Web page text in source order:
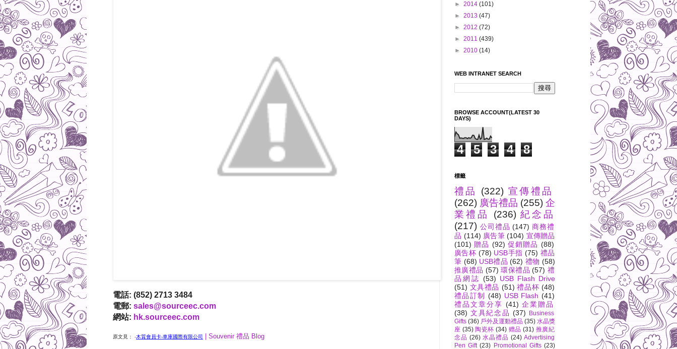
電話: (852) 2713 3484
電郵: sales@sourceec.com
網站: hk.sourceec.com
原文見： -木質會員卡-車庫國際有限公司 | Souvenir 禮品 Blog
► 2014 (101)
► 2013 (47)
► 2012 (72)
► 2011 (439)
► 2010 (14)
WEB INTRANET SEARCH
BROWSE ACCOUNT(LATEST 30
DAYS)
4 5 3 4 8
標籤
禮品 (322) 宣傳禮品
(262) 廣告禮品 (255) 企
業禮品
(236) 紀念品
(217) 公司禮品 (147) 商務禮
品 (114) 廣告筆 (104) 宣傳贈品
(101) 贈品 (92) 促銷贈品 (88)
廣告杯 (78) USB手指 (75) 禮品
筆 (68) USB禮品 (62) 禮物 (58)
推廣禮品 (57) 環保禮品 (57) 禮
品網誌 (53) USB Flash Drive
(51) 文具禮品 (51) 禮品杯 (48)
禮品訂制
(48) USB Flash (41)
禮品文章分享 (41) 企業贈品
(38) 文具紀念品 (37)
Business
Gifts (36) 戶外及運動禮品 (35) 水晶獎
座 (35) 陶瓷杯 (34) 赠品 (31) 推廣紀
念品 (26) 水晶禮品 (24) Advertising
Pen Gift (23) Promotional Gifts (23)